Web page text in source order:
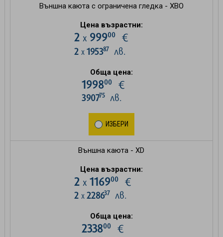
Външна каюта с ограничена гледка - XBO
Цена възрастни:
2 х 99900€
2 х 195387лв.
Обща цена:
199800€
390775лв.
ИЗБЕРИ
Външна каюта - XD
Цена възрастни:
2 х 116900€
2 х 228637лв.
Обща цена:
233800€